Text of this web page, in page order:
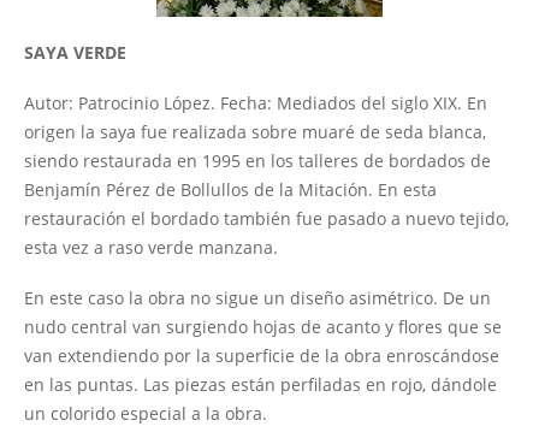
Patrimonio musical
Patrimonio literario
Ajuar
Otros
Publicaciones
y Multimedia
Galerías de imágenes
Vídeos
SAYA VERDE
Autor: Patrocinio López. Fecha: Mediados del siglo XIX. En
origen la saya fue realizada sobre muaré de seda blanca,
siendo restaurada en 1995 en los talleres de bordados de
Benjamín Pérez de Bollullos de la Mitación. En esta
restauración el bordado también fue pasado a nuevo tejido,
esta vez a raso verde manzana.
En este caso la obra no sigue un diseño asimétrico. De un
nudo central van surgiendo hojas de acanto y flores que se
van extendiendo por la superficie de la obra enroscándose
en las puntas. Las piezas están perfiladas en rojo, dándole
un colorido especial a la obra.